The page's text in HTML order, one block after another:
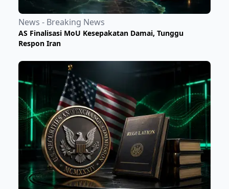
News - Breaking News
​AS Finalisasi MoU Kesepakatan Damai, Tunggu
Respon Iran